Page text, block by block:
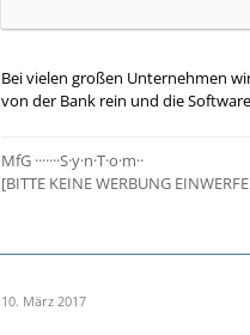
Bei vielen großen Unternehmen
von der Bank rein und die
MfG ·······S·y·n·T·o·m··
[BITTE KEINE WERBUNG
10. März 2017